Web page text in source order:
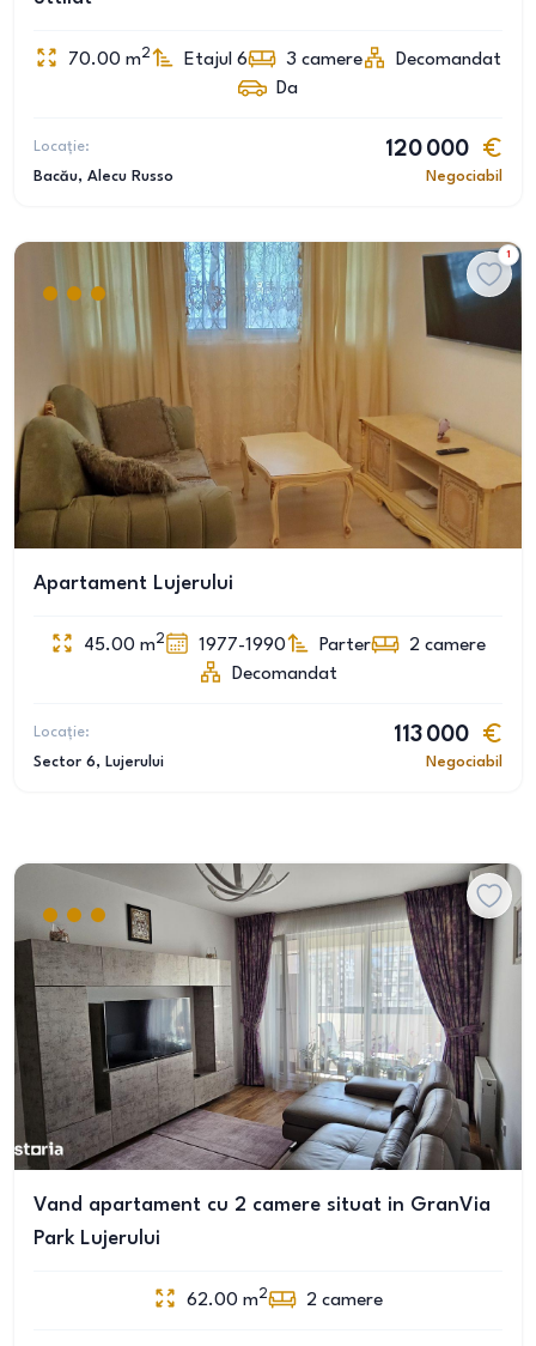
70.00 m2 Etajul 6 3 camere
Decomandat
Da
Locație:
Bacău, Alecu Russo
120 000
Negociabil
1
Apartament Lujerului
45.00 m2 1977-1990 Parter 2 camere
Decomandat
Locație:
Sector 6, Lujerului
113 000
Negociabil
Vand apartament cu 2 camere situat in GranVia
Park Lujerului
62.00 m2 2 camere